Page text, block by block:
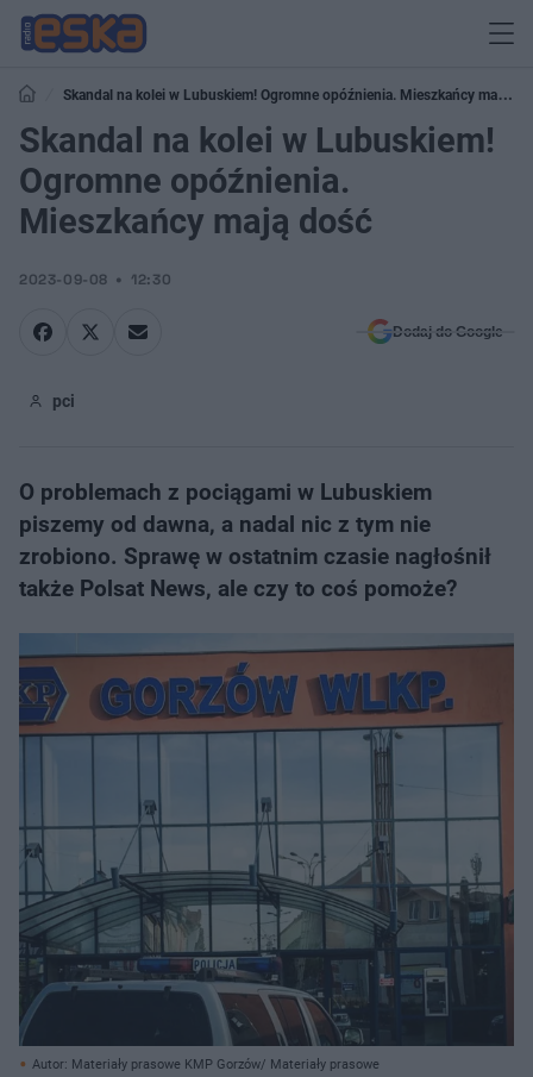
Skandal na kolei w Lubuskiem! Ogromne opóźnienia. Mieszkańcy mają
dość
Skandal na kolei w Lubuskiem!
Ogromne opóźnienia.
Mieszkańcy mają dość
2023-09-08 12:30
Dodaj do Google
pci
O problemach z pociągami w Lubuskiem
piszemy od dawna, a nadal nic z tym nie
zrobiono. Sprawę w ostatnim czasie nagłośnił
także Polsat News, ale czy to coś pomoże?
Autor: Materiały prasowe KMP Gorzów/ Materiały prasowe